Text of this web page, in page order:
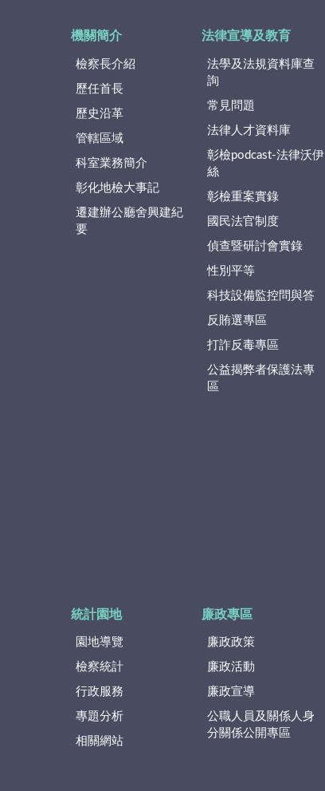
機關簡介
檢察長介紹
歷任首長
歷史沿革
管轄區域
科室業務簡介
彰化地檢大事記
遷建辦公廳舍興建紀
要
法律宣導及教育
法學及法規資料庫查
詢
常見問題
法律人才資料庫
彰檢podcast-法律沃伊
絲
彰檢重案實錄
國民法官制度
偵查暨研討會實錄
性別平等
科技設備監控問與答
反賄選專區
打詐反毒專區
公益揭弊者保護法專
區
統計園地
園地導覽
檢察統計
行政服務
專題分析
相關網站
廉政專區
廉政政策
廉政活動
廉政宣導
公職人員及關係人身
分關係公開專區